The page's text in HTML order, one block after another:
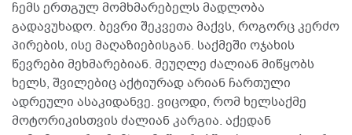
ჩემს ერთგულ მომხმარებელს მადლობა
გადავუხადო. ბევრი შეკვეთა მაქვს, როგორც კერძო
პირების, ისე მაღაზიებისგან. საქმეში ოჯახის
წევრები მეხმარებიან. მეუღლე ძალიან მიწყობს
ხელს, შვილებიც აქტიურად არიან ჩართული
ადრეული ასაკიდანვე. ვიცოდი, რომ ხელსაქმე
მოტორიკისთვის ძალიან კარგია. აქედან